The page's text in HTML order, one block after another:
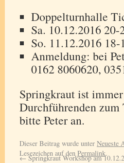
Doppelturnhalle
Sa. 10.12.2016
So. 11.12.2016
Anmeldung: bei
0162 8060620,
Springkraut ist
Durchführenden
bitte Peter an.
Dieser Beitrag wurde unter Neueste
Lesezeichen auf den Permalink.
←Springkraut Workshop am